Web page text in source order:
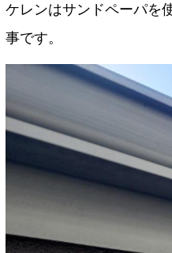
ケレンはサンドペーパを
事です。